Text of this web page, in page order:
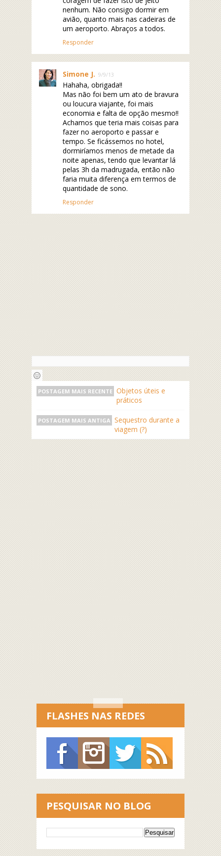
nenhum. Não consigo dormir em
avião, quanto mais nas cadeiras de
um aeroporto. Abraços a todos.
Responder
Simone J. 9/9/13
Hahaha, obrigada!!
Mas não foi bem um ato de bravura
ou loucura viajante, foi mais
economia e falta de opção mesmo!!
Achamos que teria mais coisas para
fazer no aeroporto e passar e
tempo. Se ficássemos no hotel,
dormiríamos menos de metade da
noite apenas, tendo que levantar lá
pelas 3h da madrugada, então não
faria muita diferença em termos de
quantidade de sono.
Responder
POSTAGEM MAIS RECENTE Objetos úteis e
práticos
POSTAGEM MAIS ANTIGA Sequestro durante a
viagem (?)
FLASHES NAS REDES
PESQUISAR NO BLOG